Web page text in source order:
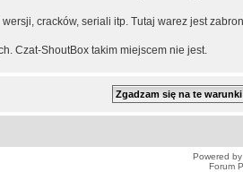
cracków, seriali itp. Tutaj warez jest
Czat-ShoutBox takim miejscem nie jest.
Powered by
Forum